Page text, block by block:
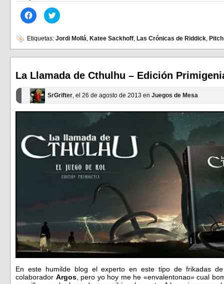
Haz
clic
en
Facebook
(Se
abre
ventana
nueva)
Haz
clic
en
(Se
abre
ventana
nueva)
Etiquetas: Jordi Mollá, Katee Sackhoff, Las Crónicas de Riddick,
La Llamada de Cthulhu – Edición
SrGrifter, el 26 de agosto de 2013 en Juegos de Mesa
En este humilde blog el experto en este tipo de frikadas
colaborador Argos, pero yo hoy me he «envalentonao» cual